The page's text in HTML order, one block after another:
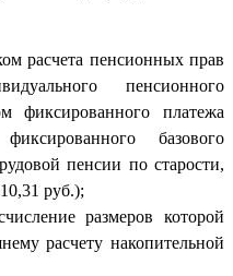
расчета пенсионных прав
пенсионного
фиксированного платежа
базового
пенсии по старости,
руб.);
размеров которой
расчету накопительной